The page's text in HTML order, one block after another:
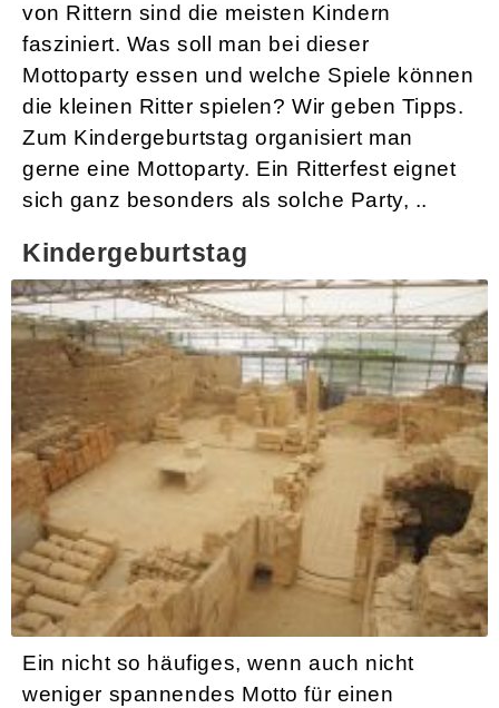
von Rittern sind die meisten Kindern
fasziniert. Was soll man bei dieser
Mottoparty essen und welche Spiele können
die kleinen Ritter spielen? Wir geben Tipps.
Zum Kindergeburtstag organisiert man
gerne eine Mottoparty. Ein Ritterfest eignet
sich ganz besonders als solche Party, ..
Kindergeburtstag
Mottoparty für Kindergeburstag: Archäologie
Ein nicht so häufiges, wenn auch nicht
weniger spannendes Motto für einen